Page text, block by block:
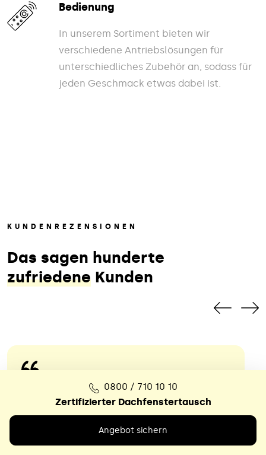
Bedienung
In unserem Sortiment bieten wir
verschiedene Antriebslösungen für
unterschiedliches Zubehör an, sodass für
jeden Geschmack etwas dabei ist.
KUNDENREZENSIONEN
Das sagen hunderte
zufriedene Kunden
Das war ein echter Glücksfall
Kostenvoranschlag eines örtlichen
0800 / 710 10 10
Zertifizierter Dachfenstertausch
Angebot sichern